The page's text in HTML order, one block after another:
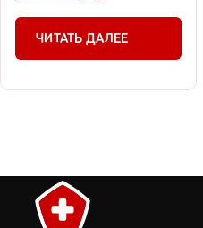
ЧИТАТЬ ДАЛЕЕ